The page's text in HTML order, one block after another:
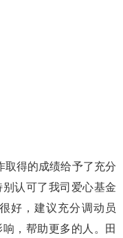
得的成绩给予了充分
认可了我司爱心基金
好，建议充分调动员
，帮助更多的人。田